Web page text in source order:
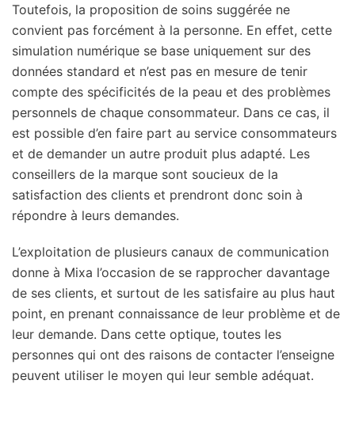
Toutefois, la proposition de soins suggérée ne
convient pas forcément à la personne. En effet, cette
simulation numérique se base uniquement sur des
données standard et n’est pas en mesure de tenir
compte des spécificités de la peau et des problèmes
personnels de chaque consommateur. Dans ce cas, il
est possible d’en faire part au service consommateurs
et de demander un autre produit plus adapté. Les
conseillers de la marque sont soucieux de la
satisfaction des clients et prendront donc soin à
répondre à leurs demandes.
L’exploitation de plusieurs canaux de communication
donne à Mixa l’occasion de se rapprocher davantage
de ses clients, et surtout de les satisfaire au plus haut
point, en prenant connaissance de leur problème et de
leur demande. Dans cette optique, toutes les
personnes qui ont des raisons de contacter l’enseigne
peuvent utiliser le moyen qui leur semble adéquat.